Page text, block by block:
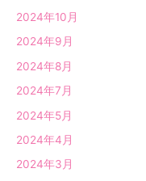
2024年10月
2024年9月
2024年8月
2024年7月
2024年5月
2024年4月
2024年3月